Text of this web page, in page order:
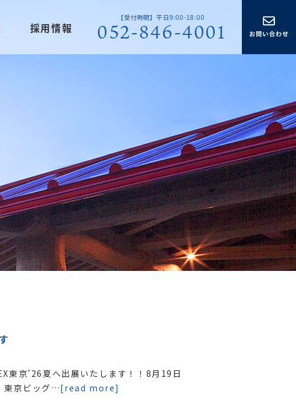
採用情報
【受付時間】平日9:00-18:00
052-846-4001
東京’26夏へ出展いたします！！8月19日
東京ビッグ…[read more]